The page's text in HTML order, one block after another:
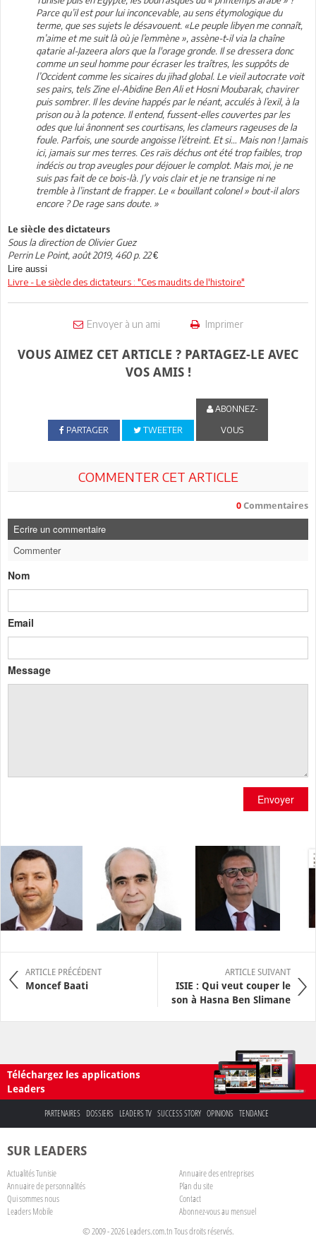
Parce qu’il est pour lui inconcevable, au sens étymologique du
terme, que ses sujets le désavouent. «Le peuple libyen me connaît,
m’aime et me suit là où je l’emmène », assène-t‑il via la chaîne
qatarie al-Jazeera alors que la l'orage gronde. Il se dressera donc
comme un seul homme pour écraser les traîtres, les suppôts de
l’Occident comme les sicaires du jihad global. Le vieil autocrate voit
ses pairs, tels Zine el-Abidine Ben Ali et Hosni Moubarak, chavirer
puis sombrer. Il les devine happés par le néant, acculés à l’exil, à la
prison ou à la potence. Il entend, fussent-elles couvertes par les
odes que lui ânonnent ses courtisans, les clameurs rageuses de la
foule. Parfois, une sourde angoisse l’étreint. Et si… Mais non ! Jamais
ici, jamais sur mes terres. Ces raïs déchus ont été trop faibles, trop
indécis ou trop aveugles pour déjouer le complot. Mais moi, je ne
suis pas fait de ce bois-là. J’y vois clair et je ne transige ni ne
tremble à l’instant de frapper. Le « bouillant colonel » bout-il alors
encore ? De rage sans doute. »
Le siècle des dictateurs
Sous la direction de Olivier Guez
Perrin Le Point, août 2019, 460 p. 22€
Lire aussi
Livre - Le siècle des dictateurs : "Ces maudits de l'histoire"
Envoyer à un ami Imprimer
VOUS AIMEZ CET ARTICLE ? PARTAGEZ-LE AVEC
VOS AMIS !
PARTAGER TWEETER
ABONNEZ-
VOUS
COMMENTER CET ARTICLE
0 Commentaires
Ecrire un commentaire
Commenter
Nom
Email
Message
Envoyer
ARTICLE PRÉCÉDENT
Moncef Baati
ARTICLE SUIVANT
ISIE : Qui veut couper le
son à Hasna Ben Slimane
Téléchargez les applications
Leaders
PARTENAIRES DOSSIERS LEADERS TV SUCCESS STORY OPINIONS TENDANCE
SUR LEADERS
Actualités Tunisie
Annuaire des entreprises
Annuaire de personnalités
Plan du site
Qui sommes nous
Contact
Leaders Mobile
Abonnez-vous au mensuel
© 2009 - 2026 Leaders.com.tn Tous droits réservés.